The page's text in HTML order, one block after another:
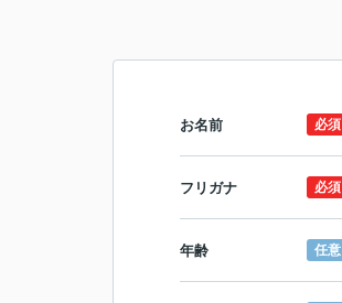
お名前 必須
フリガナ 必須
年齢 任意